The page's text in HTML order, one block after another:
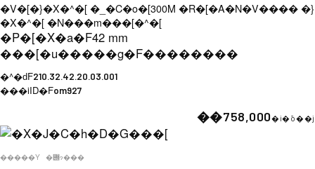
�V�[�}�X�^�[ �_�C�o�[300M �R�[�A�N�V���� �}
�X�^�[ �N���m���[�^�[
�P�[�X�a�F42 mm
���[�u�����g�F��������
�^�ԁF210.32.42.20.03.001
���iID�Fom927
��758,000�i�ō��j
�����Y �݌ɂ���